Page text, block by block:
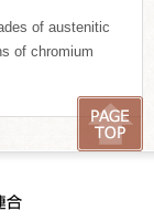
of austenitic
of chromium